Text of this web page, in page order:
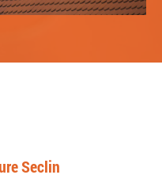
Seclin